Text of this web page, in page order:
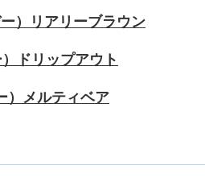
）リアリーブラウン
ドリップアウト
）メルティベア